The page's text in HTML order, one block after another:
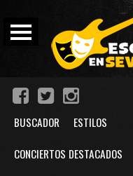
BUSCADOR ESTILOS
CONCIERTOS DESTACADOS